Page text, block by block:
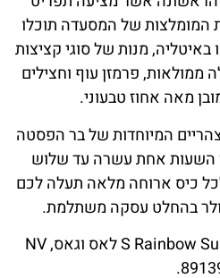
המומלצות של המסעדה תוכלו
מנות של סוגי קציצות
ממולאות, פרמזן עוף וחצילים
מאה אחוז טבעוני.
המיוחדות של בר הפסטה
השעות אחת עשרה עד שלוש
כיס ארוחה מלאה תעלה לכם
בהחלט עסקה משתלמת.
כתובת: 7960 S Rainbow Suite 8000G לאס וגאס, NV